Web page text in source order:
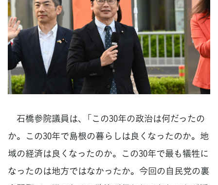
石橋参院議員は、「この30年の政治は何だったの
か。この30年で島根の暮らしは良くなったのか。地
域の経済は良くなったのか。この30年で最も犠牲に
なったのは地方ではなかったか。今回の自民党の裏